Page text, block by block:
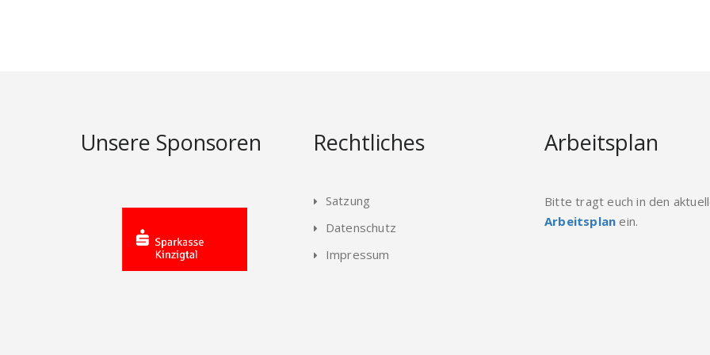
Unsere Sponsoren Rechtliches
Satzung
Datenschutz
Impressum
Arbeitsplan
Bitte tragt euch in den
Arbeitsplan ein.